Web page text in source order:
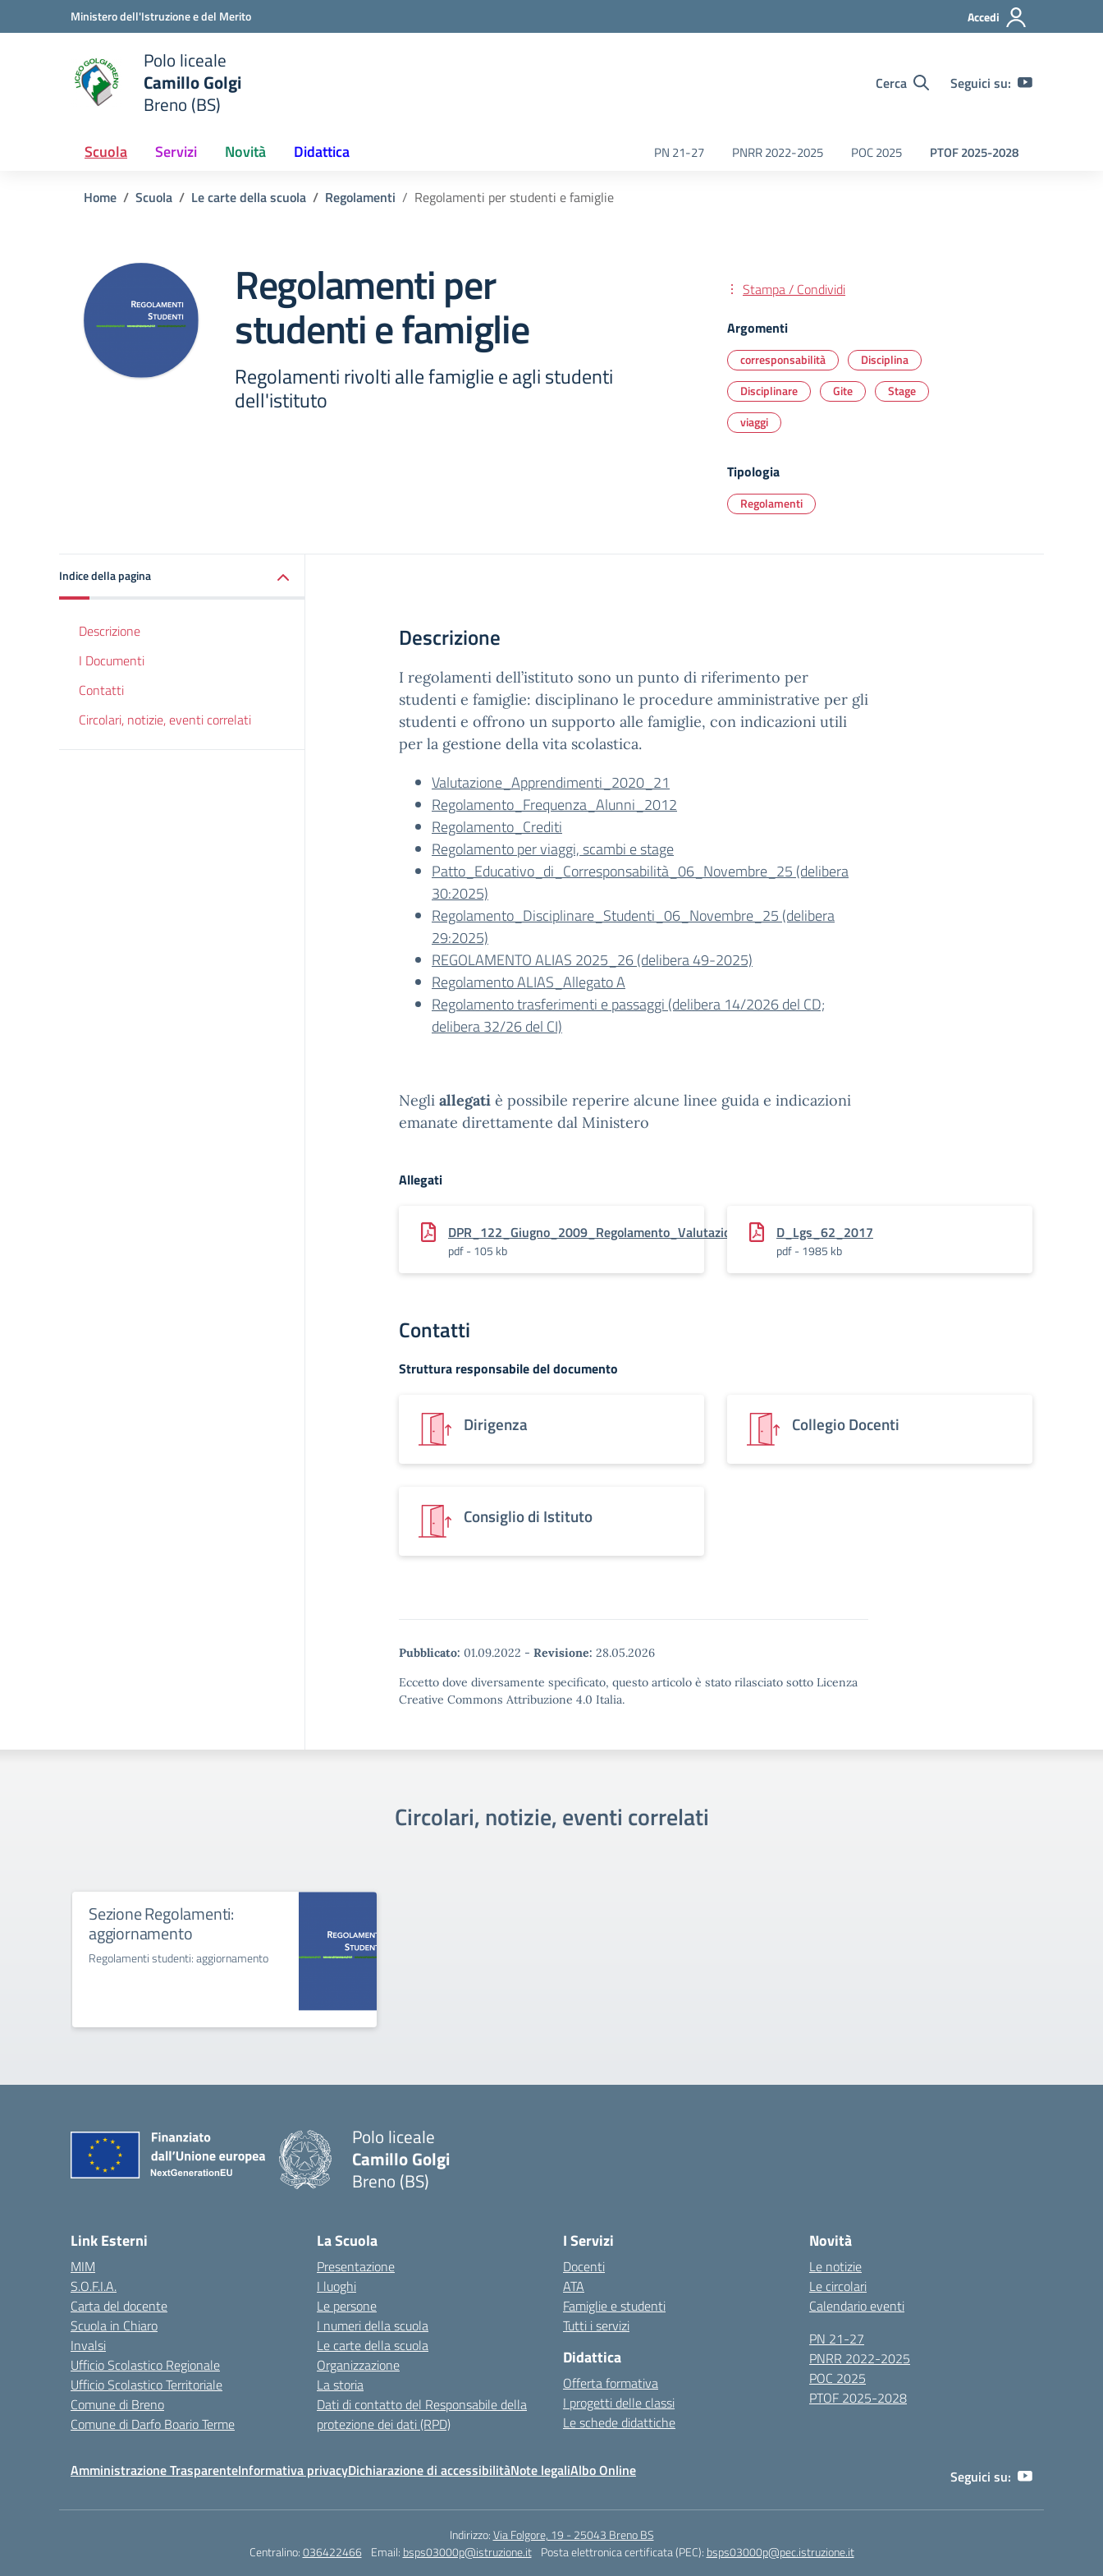
Vai ai contenuti
Vai al menu di navigazioneMinistero dell'Istruzione e del Merito Accedi
scuola
Polo liceale
Camillo Golgi
Breno (BS)
Cerca Seguici su:
Scuola Servizi Novità Didattica PN 21-27 PNRR 2022-2025 POC 2025 PTOF 2025-2028
Home Scuola Le carte della scuola Regolamenti Regolamenti per studenti e famiglie
Regolamenti per
studenti e famiglie
Regolamenti rivolti alle famiglie e agli studenti
dell'istituto
Stampa / Condividi
Argomenti
corresponsabilità
Disciplina
Disciplinare
Gite
Stage
viaggi
Tipologia
Regolamenti
Indice della pagina
Descrizione
I Documenti
Contatti
Circolari, notizie, eventi correlati
Descrizione
I regolamenti dell’istituto sono un punto di riferimento per
studenti e famiglie: disciplinano le procedure amministrative per gli
studenti e offrono un supporto alle famiglie, con indicazioni utili
per la gestione della vita scolastica.
Valutazione_Apprendimenti_2020_21
Regolamento_Frequenza_Alunni_2012
Regolamento_Crediti
Regolamento per viaggi, scambi e stage
Patto_Educativo_di_Corresponsabilità_06_Novembre_25 (delibera
30:2025)
Regolamento_Disciplinare_Studenti_06_Novembre_25 (delibera
29:2025)
REGOLAMENTO ALIAS 2025_26 (delibera 49-2025)
Regolamento ALIAS_Allegato A
Regolamento trasferimenti e passaggi (delibera 14/2026 del CD;
delibera 32/26 del CI)
Negli allegati è possibile reperire alcune linee guida e indicazioni
emanate direttamente dal Ministero
Allegati
DPR_122_Giugno_2009_Regolamento_Valutazione
pdf - 105 kb
D_Lgs_62_2017
pdf - 1985 kb
Contatti
Struttura responsabile del documento
Dirigenza Collegio Docenti
Consiglio di Istituto
Pubblicato: 01.09.2022 - Revisione: 28.05.2026
Eccetto dove diversamente specificato, questo articolo è stato rilasciato sotto Licenza
Creative Commons Attribuzione 4.0 Italia.
Circolari, notizie, eventi correlati
Sezione Regolamenti:
aggiornamento
Regolamenti studenti: aggiornamento
Polo liceale
Camillo Golgi
Breno (BS)
Link Esterni
MIM
S.O.F.I.A.
Carta del docente
Scuola in Chiaro
Invalsi
Ufficio Scolastico Regionale
Ufficio Scolastico Territoriale
Comune di Breno
Comune di Darfo Boario Terme
La Scuola
Presentazione
I luoghi
Le persone
I numeri della scuola
Le carte della scuola
Organizzazione
La storia
Dati di contatto del Responsabile della
protezione dei dati (RPD)
I Servizi
Docenti
ATA
Famiglie e studenti
Tutti i servizi
Didattica
Offerta formativa
I progetti delle classi
Le schede didattiche
Novità
Le notizie
Le circolari
Calendario eventi
PN 21-27
PNRR 2022-2025
POC 2025
PTOF 2025-2028
Amministrazione TrasparenteInformativa privacyDichiarazione di accessibilitàNote legaliAlbo Online Seguici su:
Indirizzo:Via Folgore, 19 - 25043 Breno BS
Centralino:036422466 Email: bsps03000p@istruzione.it Posta elettronica certificata (PEC): bsps03000p@pec.istruzione.it